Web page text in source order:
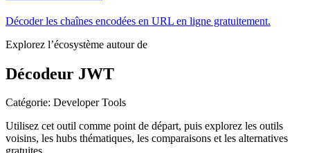
Décoder les chaînes encodées en URL en ligne gratuitement.
Explorez l’écosystème autour de
Décodeur JWT
Catégorie: Developer Tools
Utilisez cet outil comme point de départ, puis explorez les outils
voisins, les hubs thématiques, les comparaisons et les alternatives